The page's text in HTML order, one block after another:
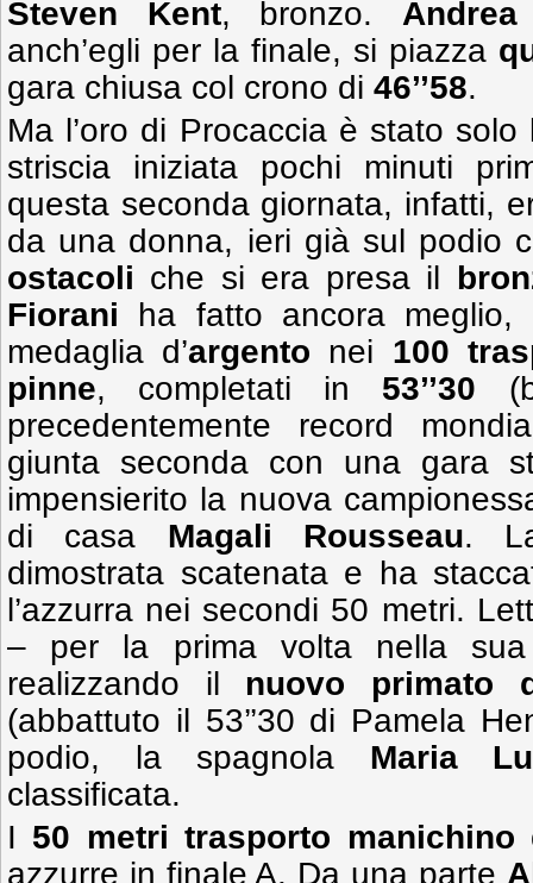
Steven Kent, bronzo.
anch’egli per la finale, si piazza
gara chiusa col crono di 46’’58.
Ma l’oro di Procaccia è stato
striscia iniziata pochi minuti
questa seconda giornata, infatti,
da una donna, ieri già sul podio
ostacoli che si era presa il
Fiorani ha fatto ancora meglio,
medaglia d’argento nei 100
pinne, completati in 53’’30
precedentemente record
giunta seconda con una gara
impensierito la nuova
di casa Magali Rousseau.
dimostrata scatenata e ha
l’azzurra nei secondi 50 metri.
– per la prima volta nella sua
realizzando il nuovo primato
(abbattuto il 53’’30 di Pamela
podio, la spagnola Maria
classificata.
I 50 metri trasporto manichino
azzurre in finale A. Da una parte